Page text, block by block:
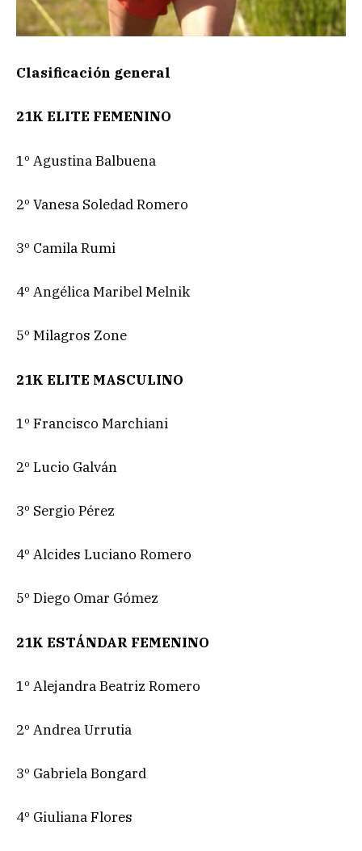
Clasificación general
21K ELITE FEMENINO
1º Agustina Balbuena
2º Vanesa Soledad Romero
3º Camila Rumi
4º Angélica Maribel Melnik
5º Milagros Zone
21K ELITE MASCULINO
1º Francisco Marchiani
2º Lucio Galván
3º Sergio Pérez
4º Alcides Luciano Romero
5º Diego Omar Gómez
21K ESTÁNDAR FEMENINO
1º Alejandra Beatriz Romero
2º Andrea Urrutia
3º Gabriela Bongard
4º Giuliana Flores